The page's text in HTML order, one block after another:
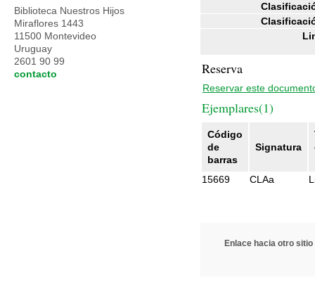
Reserva
Reservar este
Ejemplares(1)
Código
de
barras
Signatura
15669
CLAa
Enlace hacia otro sitio
Biblioteca Nuestros Hijos
Miraflores 1443
11500 Montevideo
Uruguay
2601 90 99
contacto